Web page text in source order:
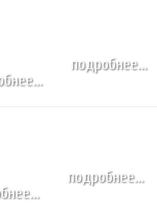
подробнее...
подробнее...